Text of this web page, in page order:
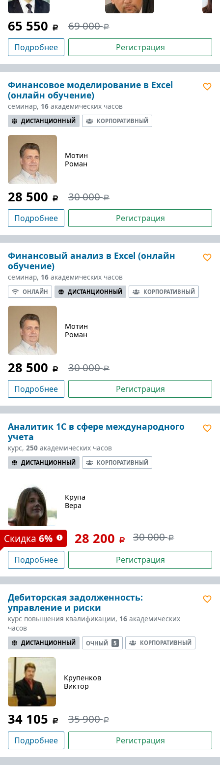
65 550 69 000
Подробнее Регистрация
Финансовое моделирование в Excel
(онлайн обучение)
семинар, 16 академических часов
ДИСТАНЦИОННЫЙ КОРПОРАТИВНЫЙ
Мотин
Роман
28 500 30 000
Подробнее Регистрация
Финансовый анализ в Excel (онлайн
обучение)
семинар, 16 академических часов
ОНЛАЙН ДИСТАНЦИОННЫЙ КОРПОРАТИВНЫЙ
Мотин
Роман
28 500 30 000
Подробнее Регистрация
Аналитик 1С в сфере международного
учета
курс, 250 академических часов
ДИСТАНЦИОННЫЙ КОРПОРАТИВНЫЙ
Крупа
Вера
Скидка 6% 28 200 30 000
Подробнее Регистрация
Дебиторская задолженность:
управление и риски
курс повышения квалификации, 16 академических
часов
ДИСТАНЦИОННЫЙ ОЧНЫЙ 5 КОРПОРАТИВНЫЙ
Крупенков
Виктор
34 105 35 900
Подробнее Регистрация